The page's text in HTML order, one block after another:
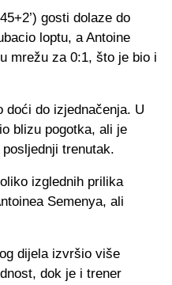
gosti dolaze do
loptu, a Antoine
mrežu za 0:1, što je bio i
doći do izjednačenja. U
blizu pogotka, ali je
trenutak.
izglednih prilika
Semenya, ali
dijela izvršio više
dok je i trener